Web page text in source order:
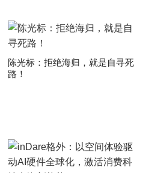
陈光标：拒绝海归，就是自寻死
路！